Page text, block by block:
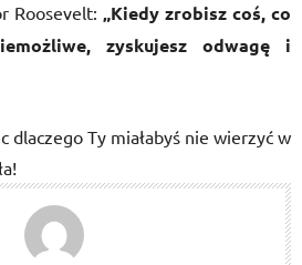
Roosevelt: „Kiedy zrobisz coś, co
zyskujesz odwagę i
dlaczego Ty miałabyś nie wierzyć w